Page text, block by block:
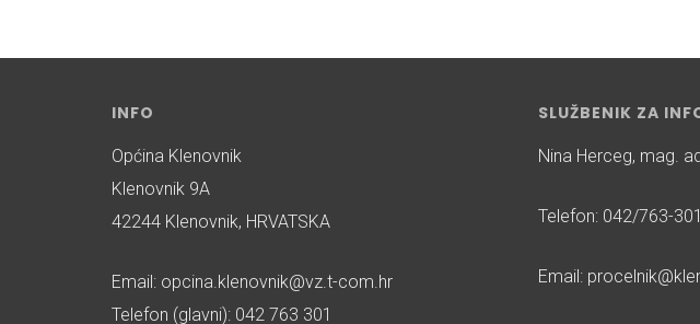
INFO
Općina Klenovnik
Klenovnik 9A
42244 Klenovnik, HRVATSKA
Email: opcina.klenovnik@vz.t-com.hr
Telefon (glavni): 042 763 301
SLUŽBENIK ZA
Nina Herceg, mag.
Telefon: 042/763-301
Email: